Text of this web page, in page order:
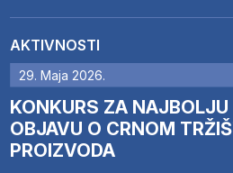
AKTIVNOSTI
29. Maja 2026.
KONKURS ZA
OBJAVU O CRNOM
PROIZVODA